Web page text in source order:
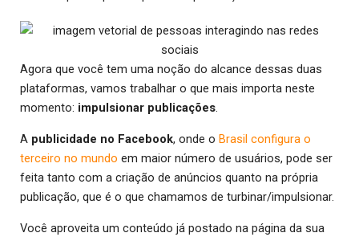
Agora que você tem uma noção do alcance dessas duas
plataformas, vamos trabalhar o que mais importa neste
momento: impulsionar publicações.
A publicidade no Facebook, onde o Brasil configura o
terceiro no mundo em maior número de usuários, pode ser
feita tanto com a criação de anúncios quanto na própria
publicação, que é o que chamamos de turbinar/impulsionar.
Você aproveita um conteúdo já postado na página da sua